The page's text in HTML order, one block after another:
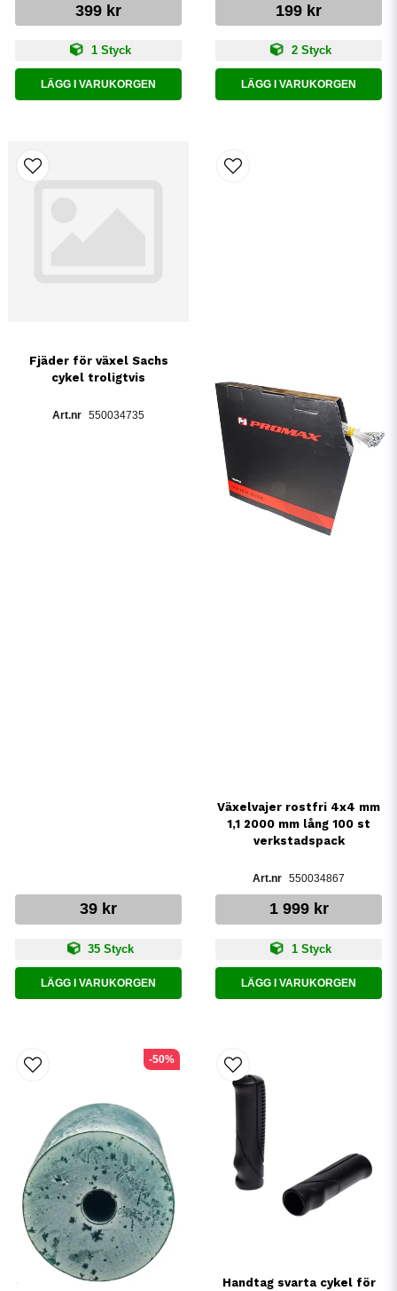
399 kr
1 Styck
LÄGG I VARUKORGEN
199 kr
2 Styck
LÄGG I VARUKORGEN
Fjäder för växel Sachs
cykel troligtvis
550034735
39 kr
35 Styck
LÄGG I VARUKORGEN
Växelvajer rostfri 4x4 mm
1,1 2000 mm lång 100 st
verkstadspack
550034867
1 999 kr
1 Styck
LÄGG I VARUKORGEN
-50%
Handtag svarta cykel för